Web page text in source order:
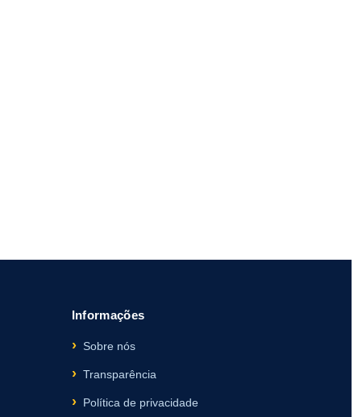
Informações
Sobre nós
Transparência
Política de privacidade